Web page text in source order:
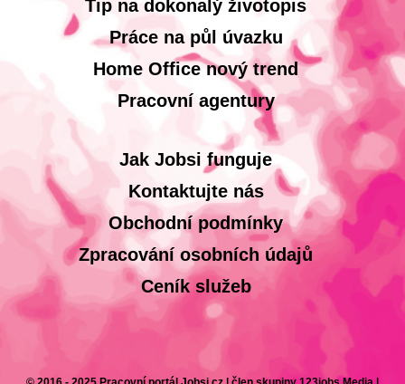
Tip na dokonalý životopis
Práce na půl úvazku
Home Office nový trend
Pracovní agentury
Jak Jobsi funguje
Kontaktujte nás
Obchodní podmínky
Zpracování osobních údajů
Ceník služeb